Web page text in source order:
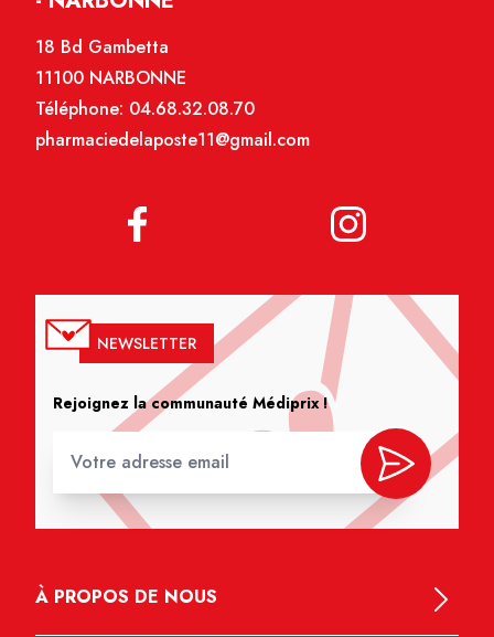
18 Bd Gambetta
11100 NARBONNE
Téléphone: 04.68.32.08.70
pharmaciedelaposte11@gmail.com
NEWSLETTER
Rejoignez la communauté Médiprix !
À PROPOS DE NOUS